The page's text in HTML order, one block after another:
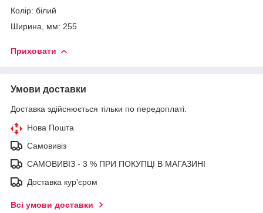
Колір: білий
Ширина, мм: 255
Приховати
Умови доставки
Доставка здійснюється тільки по передоплаті.
Нова Пошта
Самовивіз
САМОВИВІЗ - 3 % ПРИ ПОКУПЦІ В МАГАЗИНІ
Доставка кур'єром
Всі умови доставки